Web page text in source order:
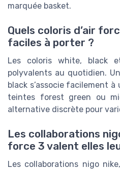
marquée basket.
Quels coloris d’air
faciles à porter ?
Les coloris white, black
polyvalents au quotidien.
black s’associe facilement
teintes forest green ou
alternative discrète pour
Les collaborations
force 3 valent elles
Les collaborations nigo